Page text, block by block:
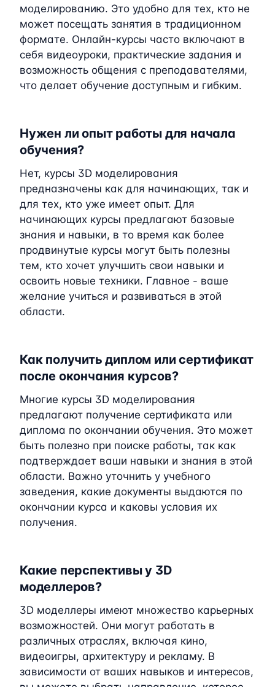
моделированию. Это удобно для тех, кто не
может посещать занятия в традиционном
формате. Онлайн-курсы часто включают в
себя видеоуроки, практические задания и
возможность общения с преподавателями,
что делает обучение доступным и гибким.
Нужен ли опыт работы для начала
обучения?
Нет, курсы 3D моделирования
предназначены как для начинающих, так и
для тех, кто уже имеет опыт. Для
начинающих курсы предлагают базовые
знания и навыки, в то время как более
продвинутые курсы могут быть полезны
тем, кто хочет улучшить свои навыки и
освоить новые техники. Главное - ваше
желание учиться и развиваться в этой
области.
Как получить диплом или сертификат
после окончания курсов?
Многие курсы 3D моделирования
предлагают получение сертификата или
диплома по окончании обучения. Это может
быть полезно при поиске работы, так как
подтверждает ваши навыки и знания в этой
области. Важно уточнить у учебного
заведения, какие документы выдаются по
окончании курса и каковы условия их
получения.
Какие перспективы у 3D
моделлеров?
3D моделлеры имеют множество карьерных
возможностей. Они могут работать в
различных отраслях, включая кино,
видеоигры, архитектуру и рекламу. В
зависимости от ваших навыков и интересов,